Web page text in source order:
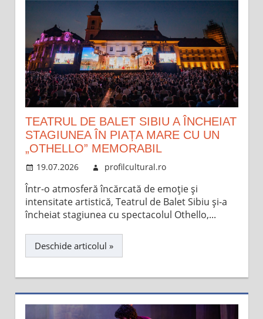
TEATRUL DE BALET SIBIU A ÎNCHEIAT
STAGIUNEA ÎN PIAȚA MARE CU UN
„OTHELLO” MEMORABIL
19.07.2026 profilcultural.ro
Într-o atmosferă încărcată de emoție și
intensitate artistică, Teatrul de Balet Sibiu și-a
încheiat stagiunea cu spectacolul Othello,...
Deschide articolul »